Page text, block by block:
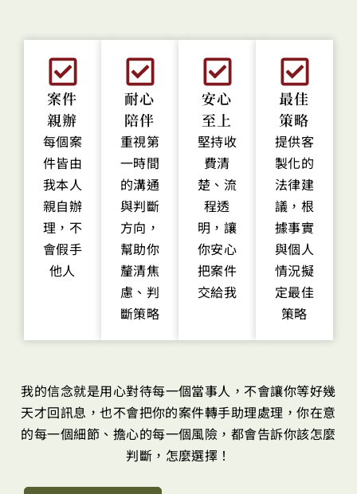
案件
親辦
每個案
件皆由
我本人
親自辦
理，不
會假手
他人
耐心
陪伴
重視第
一時間
的溝通
與判斷
方向，
幫助你
釐清焦
慮、判
斷策略
安心
至上
堅持收
費清
楚、流
程透
明，讓
你安心
把案件
交給我
最佳
策略
提供客
製化的
法律建
議，根
據事實
與個人
情況擬
定最佳
策略
我的信念就是用心對待每一個當事人，不會讓你等好幾
天才回訊息，也不會把你的案件轉手助理處理，你在意
的每一個細節、擔心的每一個風險，都會告訴你該怎麼
判斷，怎麼選擇！